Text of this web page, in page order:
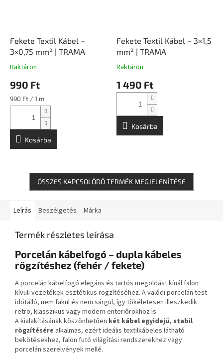
Fekete Textil Kábel –
3×0,75 mm² | TRAMA
Raktáron
990 Ft
Egységár:
990 Ft / 1 m
Kosárba
Fekete Textil Kábel – 3×1,5
mm² | TRAMA
Raktáron
1 490 Ft
Kosárba
ÖSSZES KAPCSOLÓDÓ TERMÉK MEGJELENÍTÉSE
Leírás Beszélgetés Márka
Termék részletes leírása
Porcelán kábelfogó – dupla kábeles
rögzítéshez (fehér / fekete)
A porcelán kábelfogó elegáns és tartós megoldást kínál falon
kívüli vezetékek esztétikus rögzítéséhez. A valódi porcelán test
időtálló, nem fakul és nem sárgul, így tökéletesen illeszkedik
retro, klasszikus vagy modern enteriőrökhöz is.
A kialakításának köszönhetően két kábel egyidejű, stabil
rögzítésére alkalmas, ezért ideális textilkábeles látható
bekötésekhez, falon futó világítási rendszerekhez vagy
porcelán szerelvények mellé.